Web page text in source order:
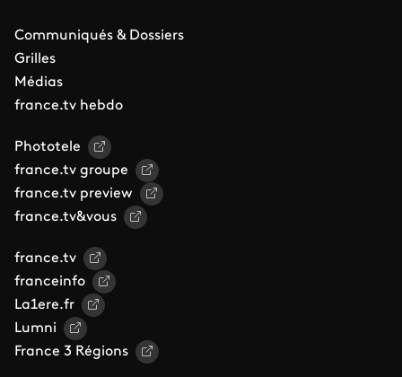
Communiqués & Dossiers
Grilles
Médias
france.tv hebdo
Phototele
france.tv groupe
france.tv preview
france.tv&vous
france.tv
franceinfo
La1ere.fr
Lumni
France 3 Régions